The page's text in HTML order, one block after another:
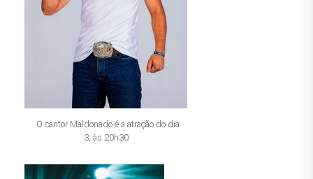
O cantor Maldonado é a atração do dia
3, às 20h30